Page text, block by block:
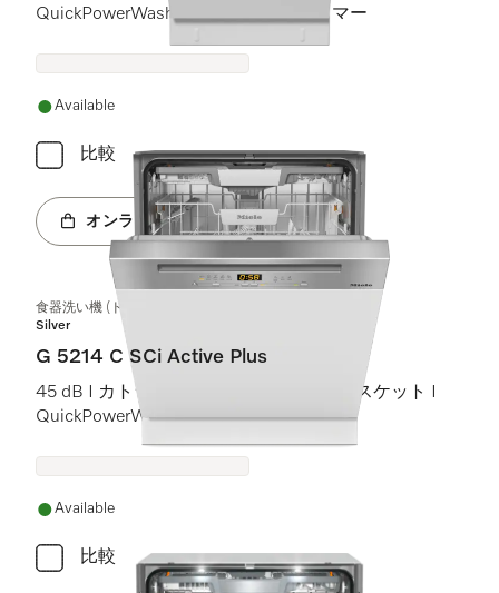
QuickPowerWash I スタート予約タイマー
Available
比較
オンラインショップへ
食器洗い機 (ドア材取付専用タイプ)
Silver
G 5214 C SCi Active Plus
45 dB I カトラリートレイ I Comfort Cバスケット I
QuickPowerWash I AutoOpen
Available
比較